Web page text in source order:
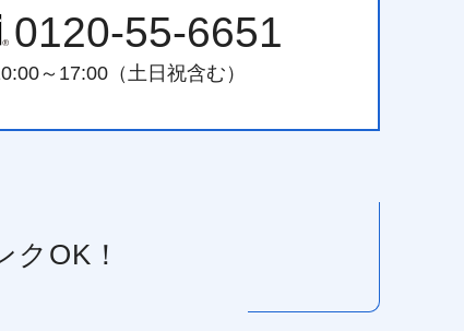
0120-55-6651
～17:00（土日祝含む）
OK！